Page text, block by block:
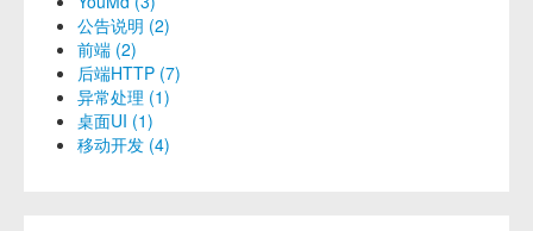
公告说明 (2)
前端 (2)
后端HTTP (7)
异常处理 (1)
桌面UI (1)
移动开发 (4)